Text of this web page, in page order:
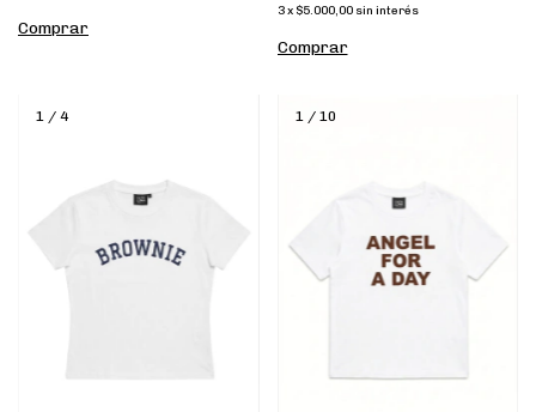
Comprar
3 x $5.000,00 sin interés
Comprar
1 / 4 1 / 10